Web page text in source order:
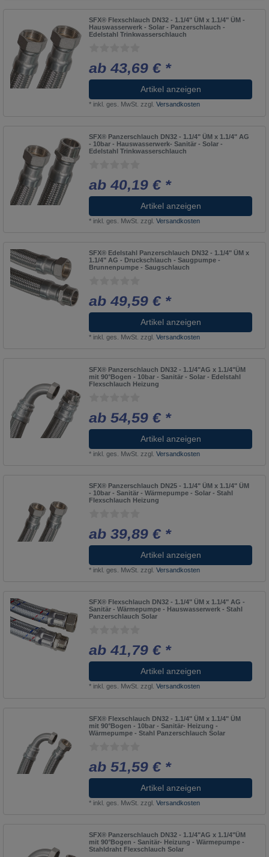
SFX® Flexschlauch DN32 - 1.1/4" ÜM x 1.1/4" ÜM -
Hauswasserwerk - Solar - Panzerschlauch -
Edelstahl Trinkwasserschlauch
ab 43,69 € *
Artikel anzeigen
* inkl. ges. MwSt. zzgl.Versandkosten
SFX® Panzerschlauch DN32 - 1.1/4" ÜM x 1.1/4" AG
- 10bar - Hauswasserwerk- Sanitär - Solar -
Edelstahl Trinkwasserschlauch
ab 40,19 € *
Artikel anzeigen
* inkl. ges. MwSt. zzgl.Versandkosten
SFX® Edelstahl Panzerschlauch DN32 - 1.1/4" ÜM x
1.1/4" AG - Druckschlauch - Saugpumpe -
Brunnenpumpe - Saugschlauch
ab 49,59 € *
Artikel anzeigen
* inkl. ges. MwSt. zzgl.Versandkosten
SFX® Panzerschlauch DN32 - 1.1/4"AG x 1.1/4"ÜM
mit 90°Bogen - 10bar - Sanitär - Solar - Edelstahl
Flexschlauch Heizung
ab 54,59 € *
Artikel anzeigen
* inkl. ges. MwSt. zzgl.Versandkosten
SFX® Panzerschlauch DN25 - 1.1/4" ÜM x 1.1/4" ÜM
- 10bar - Sanitär - Wärmepumpe - Solar - Stahl
Flexschlauch Heizung
ab 39,89 € *
Artikel anzeigen
* inkl. ges. MwSt. zzgl.Versandkosten
SFX® Flexschlauch DN32 - 1.1/4" ÜM x 1.1/4" AG -
Sanitär - Wärmepumpe - Hauswasserwerk - Stahl
Panzerschlauch Solar
ab 41,79 € *
Artikel anzeigen
* inkl. ges. MwSt. zzgl.Versandkosten
SFX® Flexschlauch DN32 - 1.1/4" ÜM x 1.1/4" ÜM
mit 90°Bogen - 10bar - Sanitär- Heizung -
Wärmepumpe - Stahl Panzerschlauch Solar
ab 51,59 € *
Artikel anzeigen
* inkl. ges. MwSt. zzgl.Versandkosten
SFX® Panzerschlauch DN32 - 1.1/4"AG x 1.1/4"ÜM
mit 90°Bogen - Sanitär- Heizung - Wärmepumpe -
Stahldraht Flexschlauch Solar